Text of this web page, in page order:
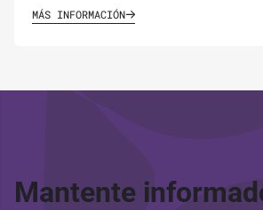
MÁS INFORMACIÓN
Mantente